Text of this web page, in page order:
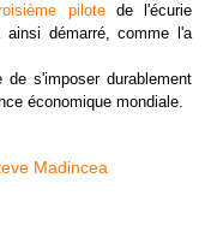
pilotede l'écurie
démarré, comme l'a
s'imposer durablement
économique mondiale.
Madincea